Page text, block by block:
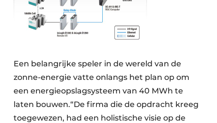
Een belangrijke speler in de wereld van de
zonne-energie vatte onlangs het plan op om
een energieopslagsysteem van 40 MWh te
laten bouwen.“De firma die de opdracht kreeg
toegewezen, had een holistische visie op de